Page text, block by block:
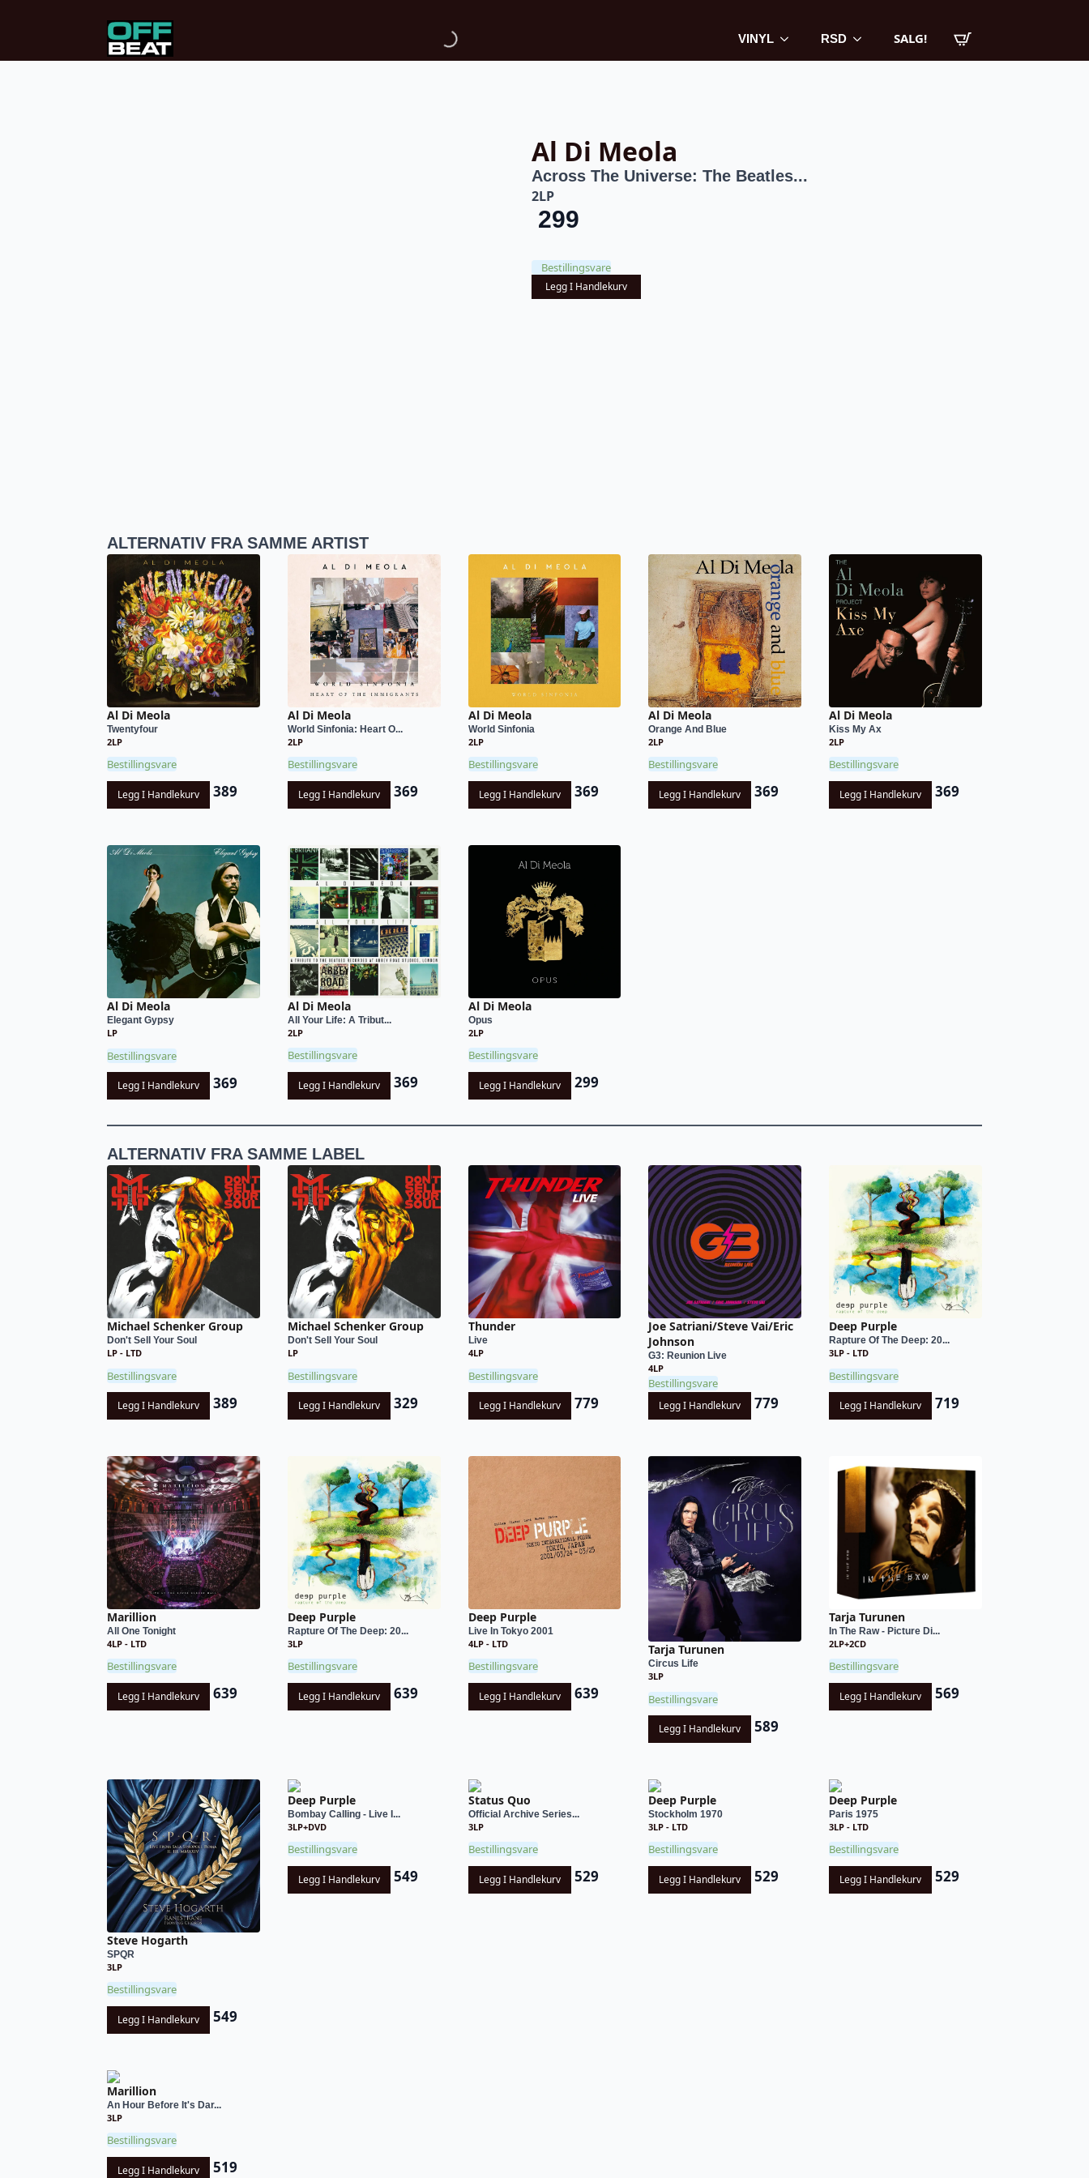
VINYL RSD SALG!
Al Di Meola
Across The Universe: The Beatles...
2LP
299
Bestillingsvare
Legg I Handlekurv
ALTERNATIV FRA SAMME ARTIST
Al Di Meola
Twentyfour
2LP
Bestillingsvare
Legg I Handlekurv 389
Al Di Meola
World Sinfonia: Heart O...
2LP
Bestillingsvare
Legg I Handlekurv 369
Al Di Meola
World Sinfonia
2LP
Bestillingsvare
Legg I Handlekurv 369
Al Di Meola
Orange And Blue
2LP
Bestillingsvare
Legg I Handlekurv 369
Al Di Meola
Kiss My Ax
2LP
Bestillingsvare
Legg I Handlekurv 369
Al Di Meola
Elegant Gypsy
LP
Bestillingsvare
Legg I Handlekurv 369
Al Di Meola
All Your Life: A Tribut...
2LP
Bestillingsvare
Legg I Handlekurv 369
Al Di Meola
Opus
2LP
Bestillingsvare
Legg I Handlekurv 299
ALTERNATIV FRA SAMME LABEL
Michael Schenker Group
Don't Sell Your Soul
LP - LTD
Bestillingsvare
Legg I Handlekurv 389
Michael Schenker Group
Don't Sell Your Soul
LP
Bestillingsvare
Legg I Handlekurv 329
Thunder
Live
4LP
Bestillingsvare
Legg I Handlekurv 779
Joe Satriani/Steve Vai/Eric
Johnson
G3: Reunion Live
4LP
Bestillingsvare
Legg I Handlekurv 779
Deep Purple
Rapture Of The Deep: 20...
3LP - LTD
Bestillingsvare
Legg I Handlekurv 719
Marillion
All One Tonight
4LP - LTD
Bestillingsvare
Legg I Handlekurv 639
Deep Purple
Rapture Of The Deep: 20...
3LP
Bestillingsvare
Legg I Handlekurv 639
Deep Purple
Live In Tokyo 2001
4LP - LTD
Bestillingsvare
Legg I Handlekurv 639
Tarja Turunen
Circus Life
3LP
Bestillingsvare
Legg I Handlekurv 589
Tarja Turunen
In The Raw - Picture Di...
2LP+2CD
Bestillingsvare
Legg I Handlekurv 569
Steve Hogarth
SPQR
3LP
Bestillingsvare
Legg I Handlekurv 549
Deep Purple
Bombay Calling - Live I...
3LP+DVD
Bestillingsvare
Legg I Handlekurv 549
Status Quo
Official Archive Series...
3LP
Bestillingsvare
Legg I Handlekurv 529
Deep Purple
Stockholm 1970
3LP - LTD
Bestillingsvare
Legg I Handlekurv 529
Deep Purple
Paris 1975
3LP - LTD
Bestillingsvare
Legg I Handlekurv 529
Marillion
An Hour Before It's Dar...
3LP
Bestillingsvare
Legg I Handlekurv 519